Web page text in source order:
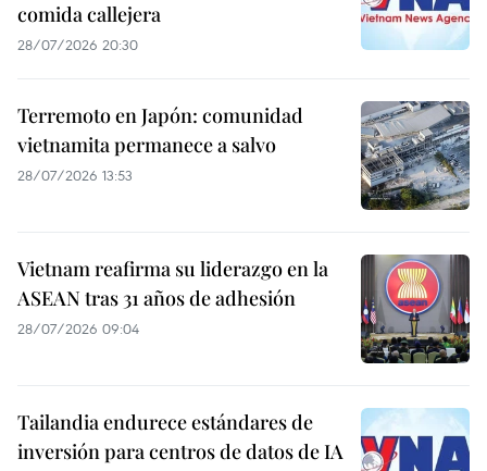
comida callejera
28/07/2026 20:30
Terremoto en Japón: comunidad
vietnamita permanece a salvo
28/07/2026 13:53
Vietnam reafirma su liderazgo en la
ASEAN tras 31 años de adhesión
28/07/2026 09:04
Tailandia endurece estándares de
inversión para centros de datos de IA